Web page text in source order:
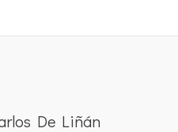
De Liñán